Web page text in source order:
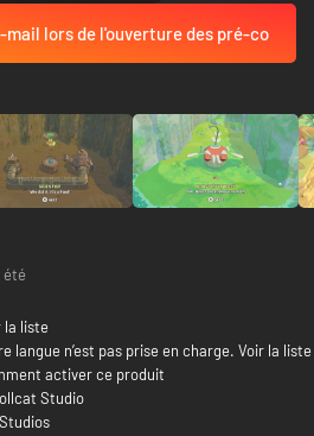
mail lors de l'ouverture des pré-co
été
la liste
langue n’est pas prise en charge. Voir la liste
activer ce produit
Studio